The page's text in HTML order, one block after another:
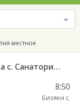
местное
Набережные Челны АВ — Ижевка с. Санаторий Ижминводы 640 РТ
8:50
Бизяки с.